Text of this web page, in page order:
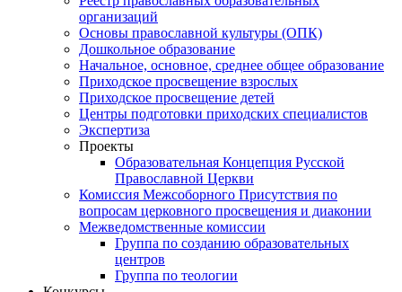
организаций
Основы православной культуры (ОПК)
Дошкольное образование
Начальное, основное, среднее общее образование
Приходское просвещение взрослых
Приходское просвещение детей
Центры подготовки приходских специалистов
Экспертиза
Проекты
Образовательная Концепция Русской
Православной Церкви
Комиссия Межсоборного Присутствия по
вопросам церковного просвещения и диаконии
Межведомственные комиссии
Группа по созданию образовательных
центров
Группа по теологии